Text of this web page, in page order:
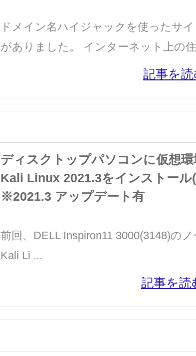
ドメイン名ハイジャックを使ったサ
がありました。 インターネット上の
記事を読
ディスクトップパソコンに仮想
Kali Linux 2021.3をインストー
※2021.3 アップデート有
前回、DELL Inspiron11 3000(3148)の
Kali Li ...
記事を読